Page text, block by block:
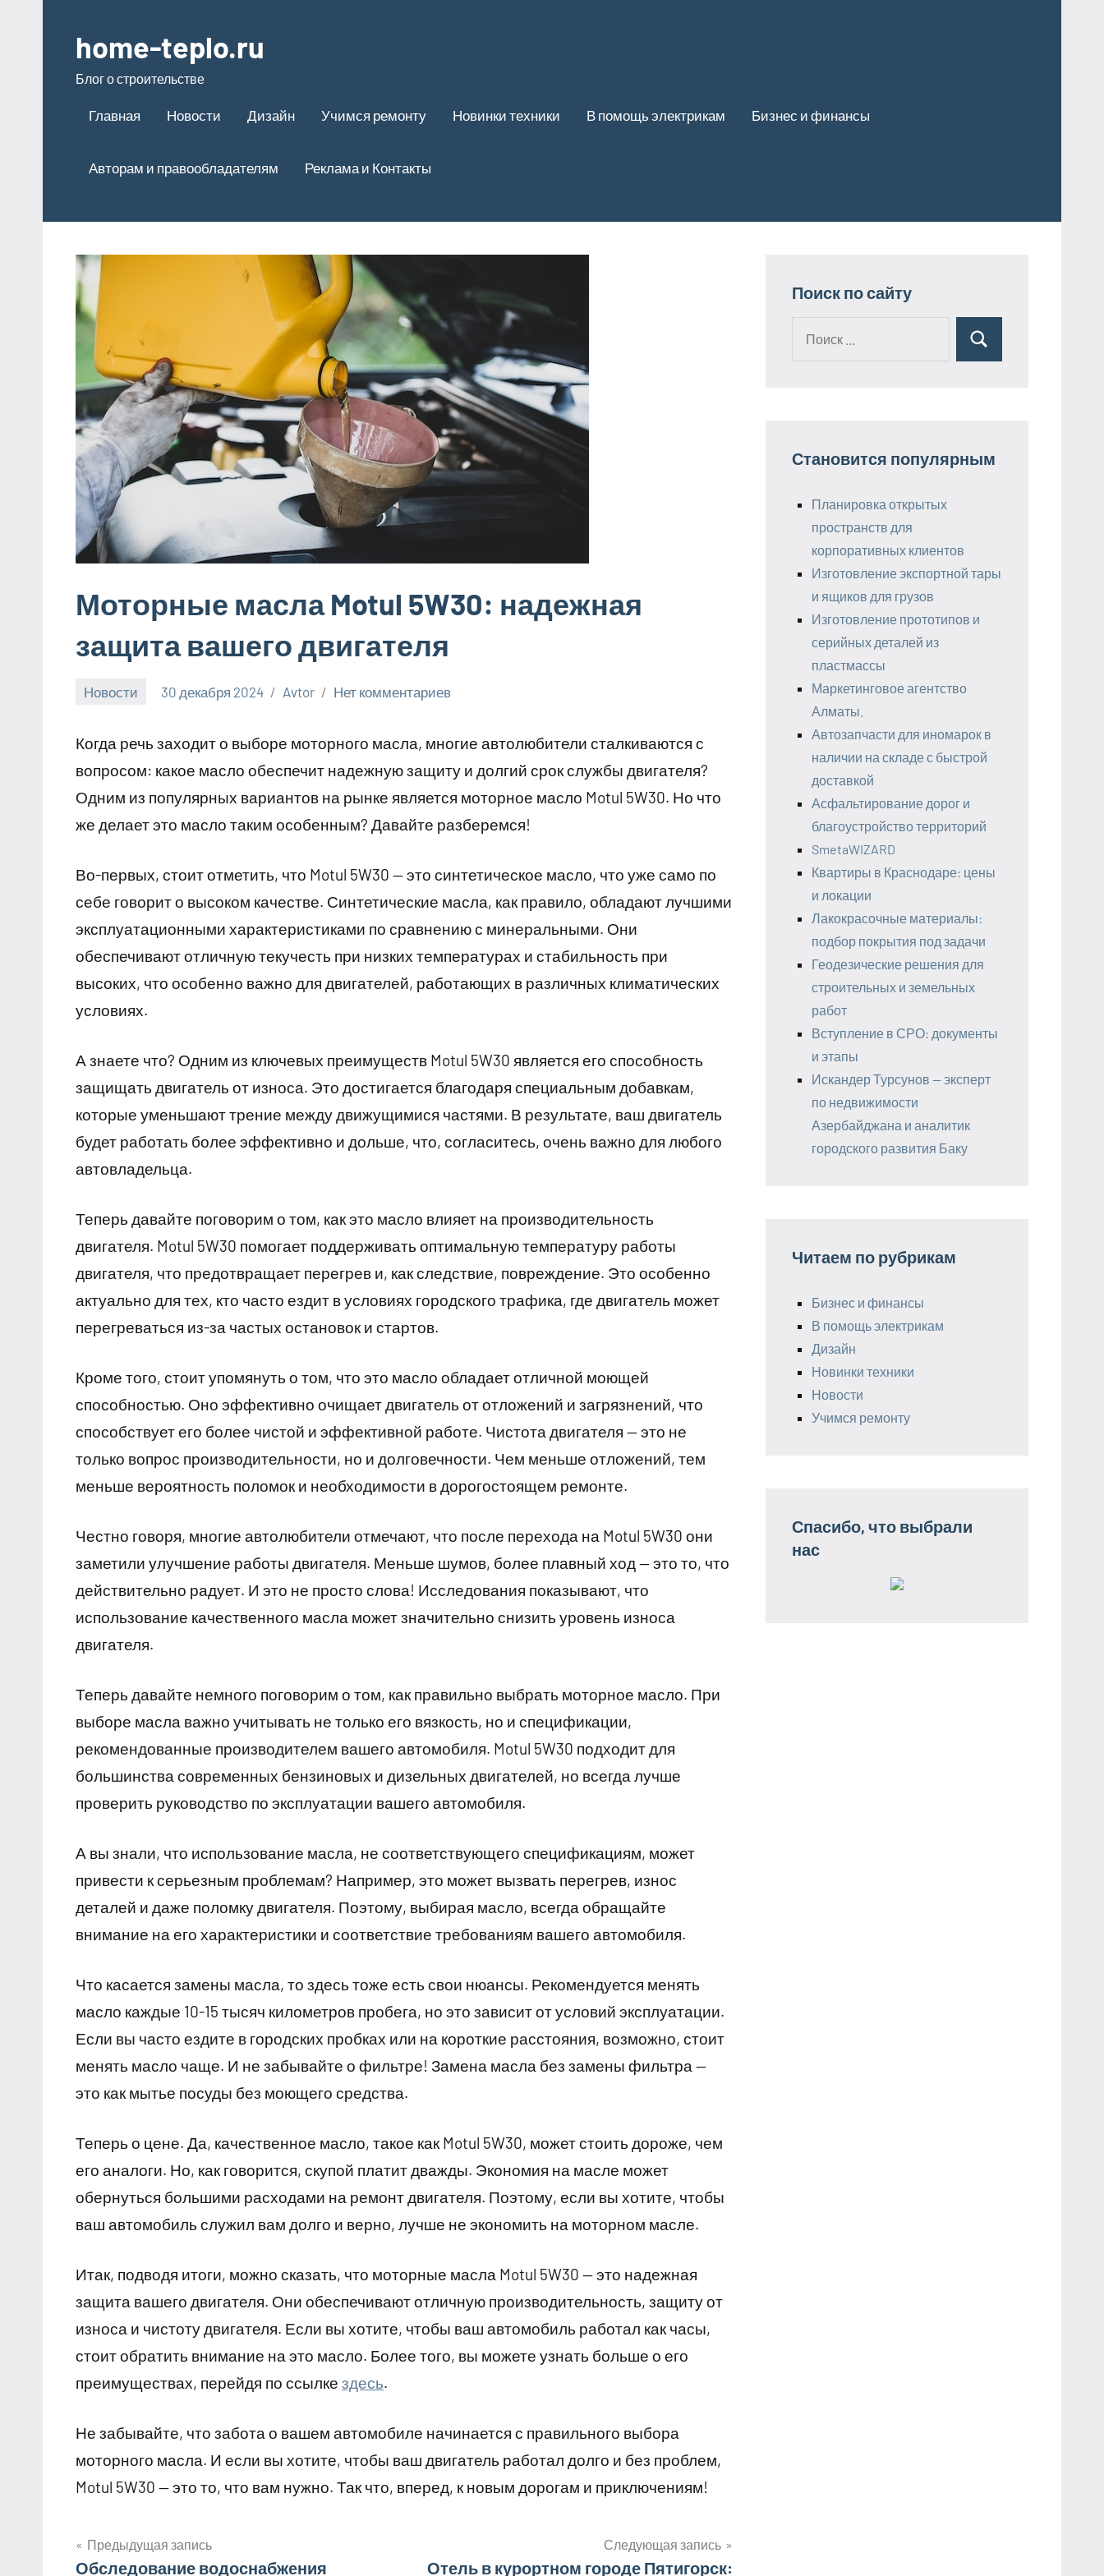
содержимому
home-teplo.ru
Блог о строительстве
Главная Новости Дизайн Учимся ремонту Новинки техники В помощь электрикам Бизнес и финансы
Авторам и правообладателям Реклама и Контакты
Моторные масла Motul 5W30: надежная
защита вашего двигателя
Новости 30 декабря 2024 Avtor Нет комментариев
Когда речь заходит о выборе моторного масла, многие автолюбители сталкиваются с
вопросом: какое масло обеспечит надежную защиту и долгий срок службы двигателя?
Одним из популярных вариантов на рынке является моторное масло Motul 5W30. Но что
же делает это масло таким особенным? Давайте разберемся!
Во-первых, стоит отметить, что Motul 5W30 — это синтетическое масло, что уже само по
себе говорит о высоком качестве. Синтетические масла, как правило, обладают лучшими
эксплуатационными характеристиками по сравнению с минеральными. Они
обеспечивают отличную текучесть при низких температурах и стабильность при
высоких, что особенно важно для двигателей, работающих в различных климатических
условиях.
А знаете что? Одним из ключевых преимуществ Motul 5W30 является его способность
защищать двигатель от износа. Это достигается благодаря специальным добавкам,
которые уменьшают трение между движущимися частями. В результате, ваш двигатель
будет работать более эффективно и дольше, что, согласитесь, очень важно для любого
автовладельца.
Теперь давайте поговорим о том, как это масло влияет на производительность
двигателя. Motul 5W30 помогает поддерживать оптимальную температуру работы
двигателя, что предотвращает перегрев и, как следствие, повреждение. Это особенно
актуально для тех, кто часто ездит в условиях городского трафика, где двигатель может
перегреваться из-за частых остановок и стартов.
Кроме того, стоит упомянуть о том, что это масло обладает отличной моющей
способностью. Оно эффективно очищает двигатель от отложений и загрязнений, что
способствует его более чистой и эффективной работе. Чистота двигателя — это не
только вопрос производительности, но и долговечности. Чем меньше отложений, тем
меньше вероятность поломок и необходимости в дорогостоящем ремонте.
Честно говоря, многие автолюбители отмечают, что после перехода на Motul 5W30 они
заметили улучшение работы двигателя. Меньше шумов, более плавный ход — это то, что
действительно радует. И это не просто слова! Исследования показывают, что
использование качественного масла может значительно снизить уровень износа
двигателя.
Теперь давайте немного поговорим о том, как правильно выбрать моторное масло. При
выборе масла важно учитывать не только его вязкость, но и спецификации,
рекомендованные производителем вашего автомобиля. Motul 5W30 подходит для
большинства современных бензиновых и дизельных двигателей, но всегда лучше
проверить руководство по эксплуатации вашего автомобиля.
А вы знали, что использование масла, не соответствующего спецификациям, может
привести к серьезным проблемам? Например, это может вызвать перегрев, износ
деталей и даже поломку двигателя. Поэтому, выбирая масло, всегда обращайте
внимание на его характеристики и соответствие требованиям вашего автомобиля.
Что касается замены масла, то здесь тоже есть свои нюансы. Рекомендуется менять
масло каждые 10-15 тысяч километров пробега, но это зависит от условий эксплуатации.
Если вы часто ездите в городских пробках или на короткие расстояния, возможно, стоит
менять масло чаще. И не забывайте о фильтре! Замена масла без замены фильтра —
это как мытье посуды без моющего средства.
Теперь о цене. Да, качественное масло, такое как Motul 5W30, может стоить дороже, чем
его аналоги. Но, как говорится, скупой платит дважды. Экономия на масле может
обернуться большими расходами на ремонт двигателя. Поэтому, если вы хотите, чтобы
ваш автомобиль служил вам долго и верно, лучше не экономить на моторном масле.
Итак, подводя итоги, можно сказать, что моторные масла Motul 5W30 — это надежная
защита вашего двигателя. Они обеспечивают отличную производительность, защиту от
износа и чистоту двигателя. Если вы хотите, чтобы ваш автомобиль работал как часы,
стоит обратить внимание на это масло. Более того, вы можете узнать больше о его
преимуществах, перейдя по ссылке здесь.
Не забывайте, что забота о вашем автомобиле начинается с правильного выбора
моторного масла. И если вы хотите, чтобы ваш двигатель работал долго и без проблем,
Motul 5W30 — это то, что вам нужно. Так что, вперед, к новым дорогам и приключениям!
Предыдущая запись
Обследование водоснабжения
Следующая запись
Отель в курортном городе Пятигорск:
Поиск по сайту
Поиск
Становится популярным
Планировка открытых
пространств для
корпоративных клиентов
Изготовление экспортной тары
и ящиков для грузов
Изготовление прототипов и
серийных деталей из
пластмассы
Маркетинговое агентство
Алматы.
Автозапчасти для иномарок в
наличии на складе с быстрой
доставкой
Асфальтирование дорог и
благоустройство территорий
SmetaWIZARD
Квартиры в Краснодаре: цены
и локации
Лакокрасочные материалы:
подбор покрытия под задачи
Геодезические решения для
строительных и земельных
работ
Вступление в СРО: документы
и этапы
Искандер Турсунов — эксперт
по недвижимости
Азербайджана и аналитик
городского развития Баку
Читаем по рубрикам
Бизнес и финансы
В помощь электрикам
Дизайн
Новинки техники
Новости
Учимся ремонту
Спасибо, что выбрали
нас